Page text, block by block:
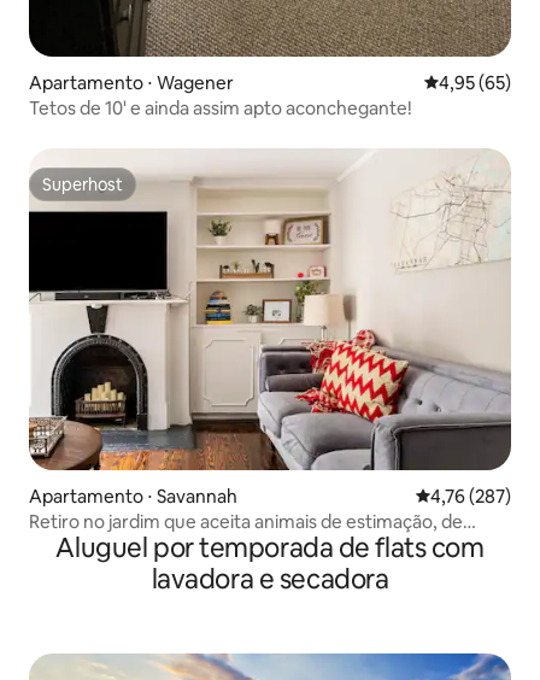
Apartamento ⋅ Wagener 4,95 de uma
4,95 (65)
Tetos de 10' e ainda assim apto aconchegante!
Superhost
Superhost
Apartamento ⋅ Savannah 4,76 de uma
4,76 (287)
Retiro no jardim que aceita animais de estimação, de
cerca de 1858
Aluguel por temporada de flats com
lavadora e secadora